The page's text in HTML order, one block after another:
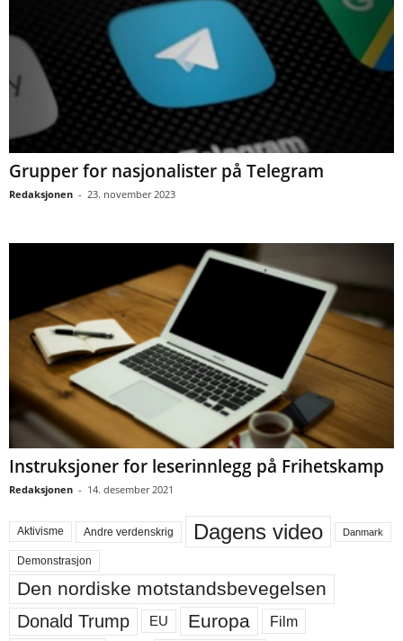
Grupper for nasjonalister på Telegram
Redaksjonen - 23. november 2023
Instruksjoner for leserinnlegg på Frihetskamp
Redaksjonen - 14. desember 2021
Aktivisme Andre verdenskrig Dagens video Danmark
Demonstrasjon
Den nordiske motstandsbevegelsen
Donald Trump EU Europa Film